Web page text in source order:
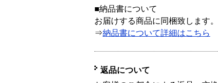
■納品書について
お届けする商品に同梱致します。
⇒納品書について詳細はこちら
返品について